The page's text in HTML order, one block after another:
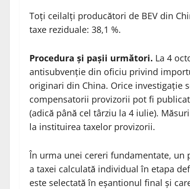
Toți ceilalți producători de BEV din
taxe reziduale: 38,1 %.
Procedura și pașii următori. La 4
antisubvenție din oficiu privind
originari din China. Orice investigație
compensatorii provizorii pot fi
(adică până cel târziu la 4 iulie).
la instituirea taxelor provizorii.
În urma unei cereri fundamentate,
a taxei calculată individual în etapa
este selectată în eșantionul final și